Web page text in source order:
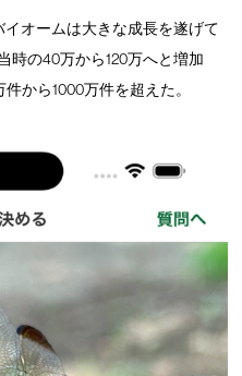
オームは大きな成長を遂げて
時の40万から120万へと増加
から1000万件を超えた。